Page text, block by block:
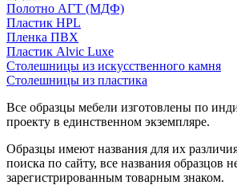
Полотно АГТ (МДФ)
Пластик HPL
Пленка ПВХ
Пластик Alvic Luxe
Столешницы из искусственного камня
Столешницы из пластика
Все образцы мебели изготовлены по
проекту в единственном экземпляре.
Образцы имеют названия для их
поиска по сайту, все названия образцов
зарегистрированным товарным знаком.